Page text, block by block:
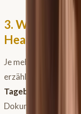
3. Wie wird
Headshaking
Je mehr du zu
erzählen kannst,
Tagebuch
über das
Dokumentation des